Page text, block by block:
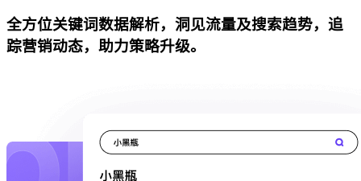
全方位关键词数据解析，洞见流量及搜索趋势，追
踪营销动态，助力策略升级。